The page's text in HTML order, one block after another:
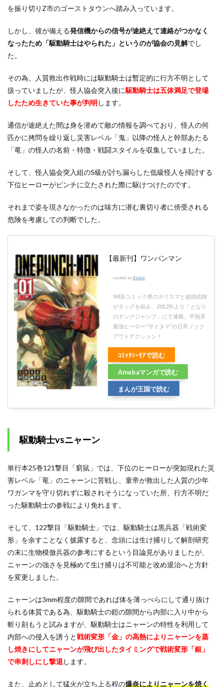
を振り切りZ市のゴーストタウンへ踏み入っています。
しかし、彼が備える発信機からの信号が途絶えて連絡がつかなく
なったため「駆動騎士はやられた」というのが協会の見解でし
た。
その為、人質救出作戦時には駆動騎士は暫定的に行方不明として
扱っていましたが、怪人協会突入後に駆動騎士は五体満足で登場
したため生きていた事が判明 します。
通信が途絶えた間は身を潜めて敵の情報を調べており、怪人の何
匹かに拷問を繰り返し災害レベル「鬼」以降の怪人と幹部あたる
「竜」の怪人の名前・特徴・戦闘スタイルを収集していました。
そして、怪人協会突入組のS級が討ち漏らした低級怪人を掃討する
下位ヒーローがピンチに立たされた際に駆けつけたのです。
それまで姿を現さなかったのは味方に潜む裏切り者に傍受される
危険を考慮しての判断でした。
【最新刊】ワンパンマン
created by Rinker
WEBコミック界のカリスマと超絶絵師
がタッグを組み、2012年より「となり
のヤングジャンプ」にて連載。平熱系
最強ヒーロー“サイタマ”の日常ノック
アウトアクション！
ｺﾐｯｸｼｰﾓｱで読む
Amebaマンガで読む
まんが王国で読む
駆動騎士vsニャーン
単行本25巻121撃目「窮鼠」では、下位のヒーローが突如現れた災
害レベル「竜」のニャーンに苦戦し、童帝が救出した人質の少年
ワガンマを守り切れずに殺されそうになっていた所、行方不明だ
った駆動騎士の参戦により免れます。
そして、122撃目「駆動騎士」では、駆動騎士は黒兵器「戦術変
形」を余すことなく披露すると、念頭には生け捕りして解剖研究
の末に生物模倣兵器の参考にするという目論見がありましたが、
ニャーンの強さを見極めて生け捕りは不可能と改め退治へと方針
を変更しました。
ニャーンは3mm程度の隙間であれば体を薄っぺらにして通り抜け
られる体質である為、駆動騎士の鎧の隙間から内部に入り中から
斬り刻もうと試みますが、駆動騎士はニャーンの特性を利用して
内部への侵入を誘うと戦術変形「金」の高熱によりニャーンを蒸
し焼きにしてニャーンが飛び出したタイミングで戦術変形「銀」
で串刺しにし撃退 します。
また、止めとして猛火が立ち上る程の爆炎によりニャーンを焼く